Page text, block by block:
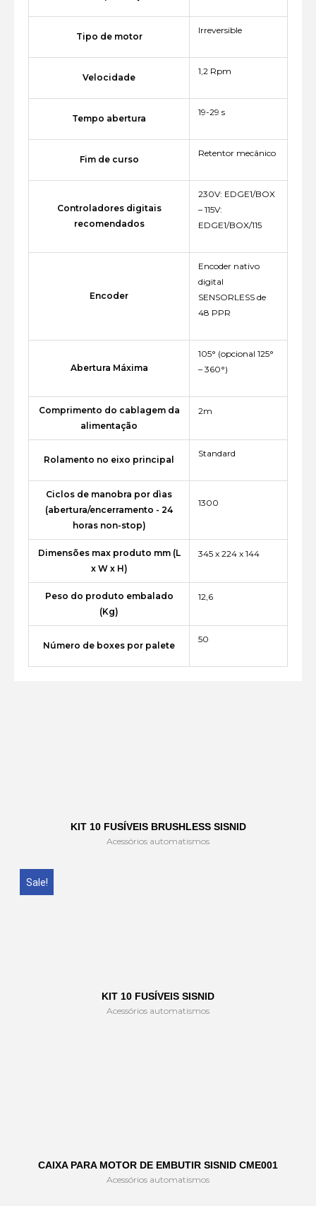
Tipo de motor
Irreversible
Velocidade
1,2 Rpm
Tempo abertura
19-29 s
Fim de curso
Retentor mecânico
Controladores digitais
recomendados
230V: EDGE1/BOX
– 115V:
EDGE1/BOX/115
Encoder
Encoder nativo
digital
SENSORLESS de
48 PPR
Abertura Máxima
105° (opcional 125°
– 360°)
Comprimento do cablagem da
alimentação
2m
Rolamento no eixo principal
Standard
Ciclos de manobra por dìas
(abertura/encerramento - 24
horas non-stop)
1300
Dimensões max produto mm (L
x W x H)
345 x 224 x 144
Peso do produto embalado
(Kg)
12,6
Número de boxes por palete
50
KIT 10 FUSÍVEIS BRUSHLESS SISNID
Acessórios automatismos
Sale!
KIT 10 FUSÍVEIS SISNID
Acessórios automatismos
CAIXA PARA MOTOR DE EMBUTIR SISNID CME001
Acessórios automatismos